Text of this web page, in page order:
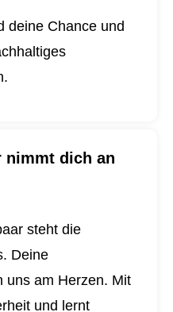
deine Chance und
nimmt dich an
steht die
Deine
uns am Herzen. Mit
und lernt